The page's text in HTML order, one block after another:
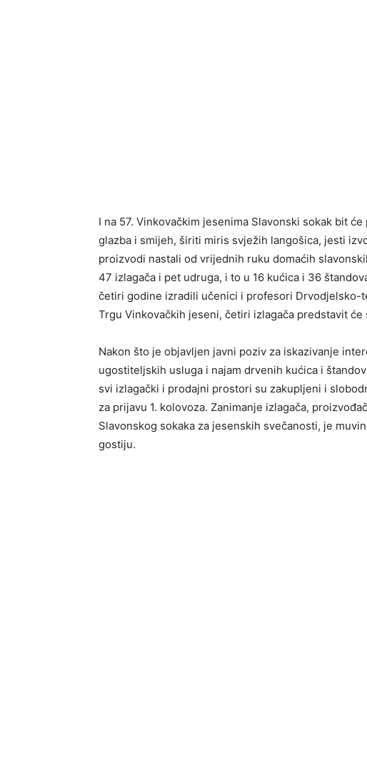
I na 57. Vinkovačkim jesenima Slavonski sokak bit
glazba i smijeh, širiti miris svježih langošica, jesti
proizvodi nastali od vrijednih ruku domaćih
47 izlagača i pet udruga, i to u 16 kućica i 36
četiri godine izradili učenici i profesori Drvodjelsko-
Trgu Vinkovačkih jeseni, četiri izlagača predstavit će
Nakon što je objavljen javni poziv za iskazivanje
ugostiteljskih usluga i najam drvenih kućica i
svi izlagački i prodajni prostori su zakupljeni i
za prijavu 1. kolovoza. Zanimanje izlagača,
Slavonskog sokaka za jesenskih svečanosti, je
gostiju.